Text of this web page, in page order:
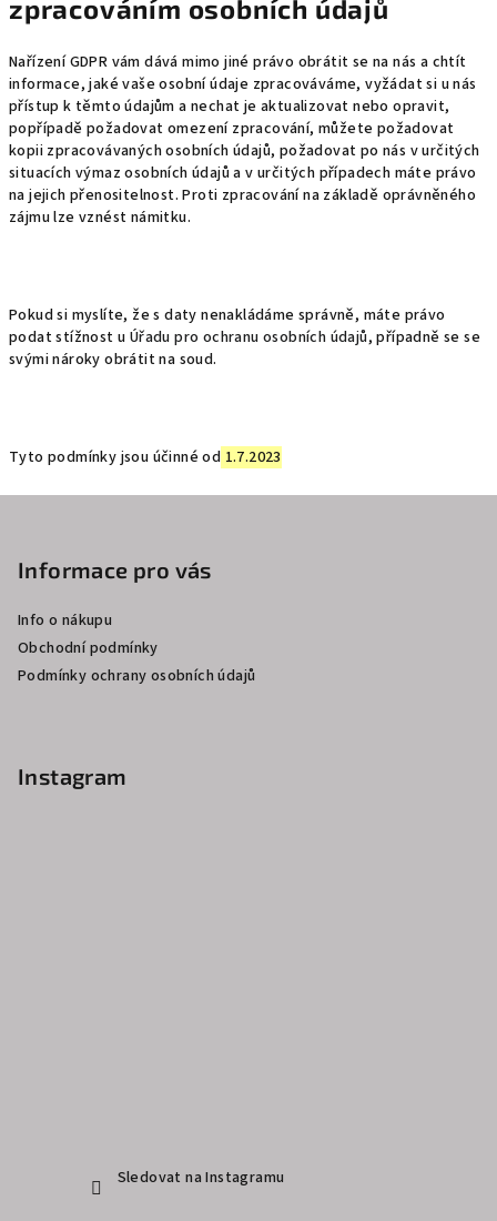
zpracováním osobních údajů
Nařízení GDPR vám dává mimo jiné právo obrátit se na nás a chtít
informace, jaké vaše osobní údaje zpracováváme, vyžádat si u nás
přístup k těmto údajům a nechat je aktualizovat nebo opravit,
popřípadě požadovat omezení zpracování, můžete požadovat
kopii zpracovávaných osobních údajů, požadovat po nás v určitých
situacích výmaz osobních údajů a v určitých případech máte právo
na jejich přenositelnost. Proti zpracování na základě oprávněného
zájmu lze vznést námitku.
Pokud si myslíte, že s daty nenakládáme správně, máte právo
podat stížnost u Úřadu pro ochranu osobních údajů, případně se se
svými nároky obrátit na soud.
Tyto podmínky jsou účinné od 1.7.2023
Informace pro vás
Info o nákupu
Obchodní podmínky
Podmínky ochrany osobních údajů
Instagram
Sledovat na Instagramu